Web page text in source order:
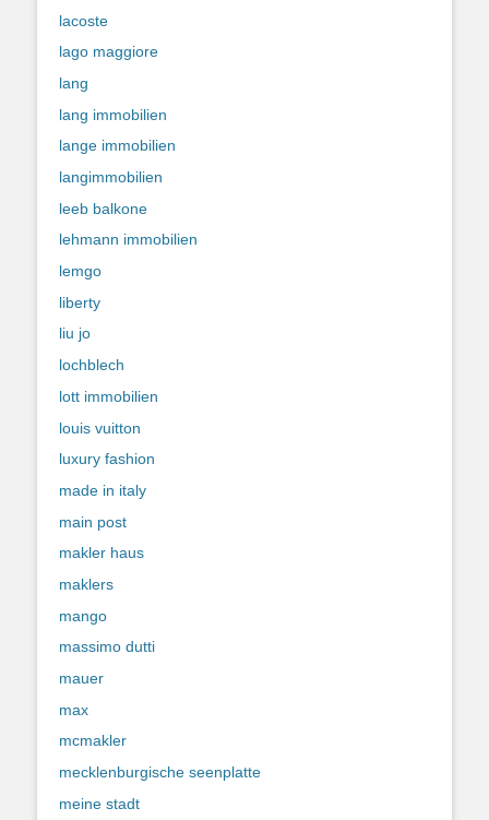
lacoste
lago maggiore
lang
lang immobilien
lange immobilien
langimmobilien
leeb balkone
lehmann immobilien
lemgo
liberty
liu jo
lochblech
lott immobilien
louis vuitton
luxury fashion
made in italy
main post
makler haus
maklers
mango
massimo dutti
mauer
max
mcmakler
mecklenburgische seenplatte
meine stadt